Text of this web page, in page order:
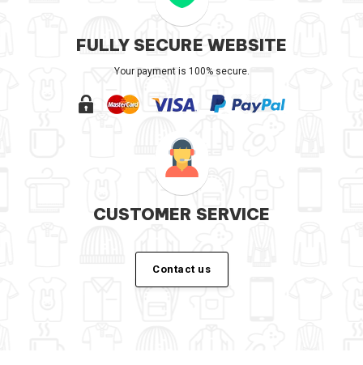
FULLY SECURE WEBSITE
Your payment is 100% secure.
CUSTOMER SERVICE
Contact us